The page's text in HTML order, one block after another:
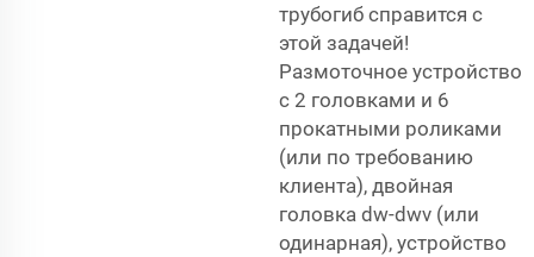
трубогиб справится с
этой задачей!
Размоточное устройство
с 2 головками и 6
прокатными роликами
(или по требованию
клиента), двойная
головка dw-dwv (или
одинарная), устройство